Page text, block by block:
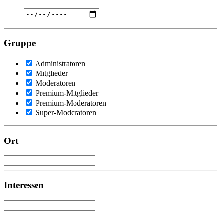
Gruppe
Administratoren
Mitglieder
Moderatoren
Premium-Mitglieder
Premium-Moderatoren
Super-Moderatoren
Ort
Interessen